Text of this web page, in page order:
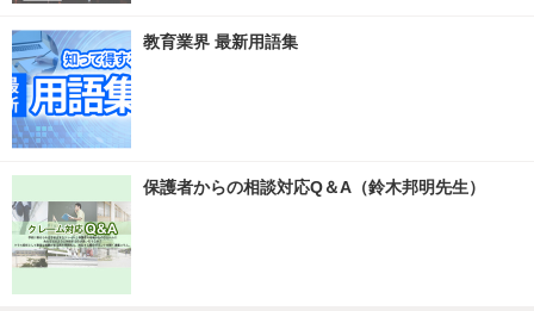
教育業界 最新用語集
保護者からの相談対応Q＆A（鈴木邦明先生）